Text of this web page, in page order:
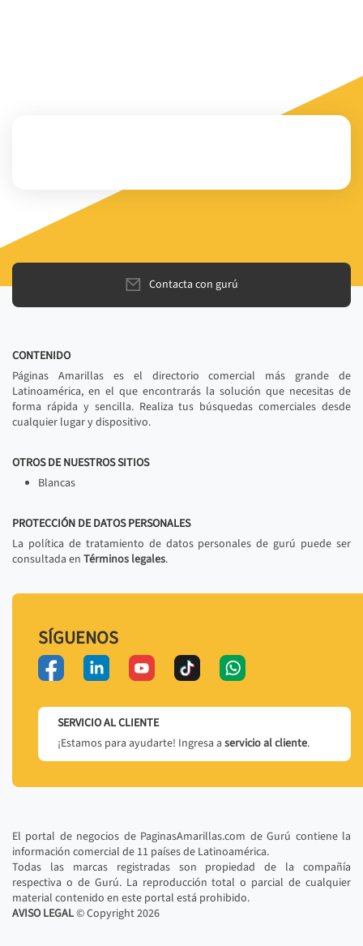
Contacta con gurú
CONTENIDO
Páginas Amarillas es el directorio comercial más grande de
Latinoamérica, en el que encontrarás la solución que necesitas de
forma rápida y sencilla. Realiza tus búsquedas comerciales desde
cualquier lugar y dispositivo.
OTROS DE NUESTROS SITIOS
Blancas
PROTECCIÓN DE DATOS PERSONALES
La política de tratamiento de datos personales de gurú puede ser
consultada en Términos legales.
SÍGUENOS
SERVICIO AL CLIENTE
¡Estamos para ayudarte! Ingresa a servicio al cliente.
El portal de negocios de PaginasAmarillas.com de Gurú contiene la
información comercial de 11 países de Latinoamérica.
Todas las marcas registradas son propiedad de la compañía
respectiva o de Gurú. La reproducción total o parcial de cualquier
material contenido en este portal está prohibido.
AVISO LEGAL© Copyright2026